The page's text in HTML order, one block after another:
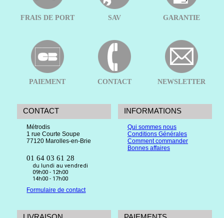
FRAIS DE PORT SAV GARANTIE
PAIEMENT CONTACT NEWSLETTER
CONTACT
Métrodis
1 rue Courte Soupe
77120 Marolles-en-Brie
01 64 03 61 28
du lundi au vendredi
09h00 - 12h00
14h00 - 17h00
Formulaire de contact
INFORMATIONS
Qui sommes nous
Conditions Générales
Comment commander
Bonnes affaires